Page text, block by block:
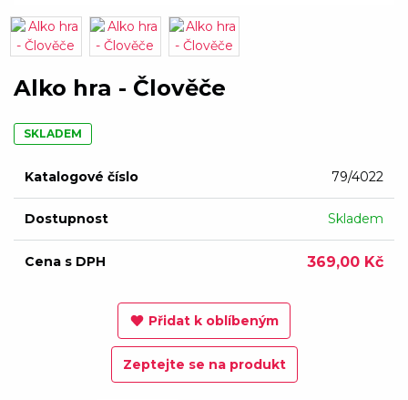
Alko hra - Člověče
SKLADEM
Katalogové číslo 79/4022
Dostupnost Skladem
Cena s DPH 369,00 Kč
Přidat k oblíbeným
Zeptejte se na produkt